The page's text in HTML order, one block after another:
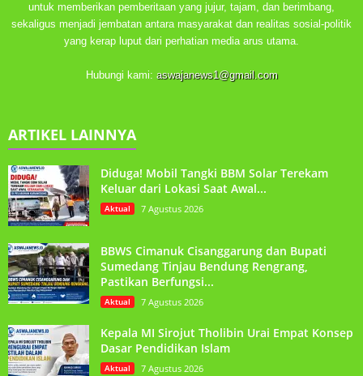
untuk memberikan pemberitaan yang jujur, tajam, dan berimbang,
sekaligus menjadi jembatan antara masyarakat dan realitas sosial-politik
yang kerap luput dari perhatian media arus utama.
Hubungi kami: aswajanews1@gmail.com
ARTIKEL LAINNYA
Diduga! Mobil Tangki BBM Solar Terekam
Keluar dari Lokasi Saat Awal...
Aktual 7 Agustus 2026
BBWS Cimanuk Cisanggarung dan Bupati
Sumedang Tinjau Bendung Rengrang,
Pastikan Berfungsi...
Aktual 7 Agustus 2026
Kepala MI Sirojut Tholibin Urai Empat Konsep
Dasar Pendidikan Islam
Aktual 7 Agustus 2026